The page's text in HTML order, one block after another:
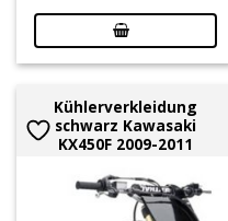
Kühlerverkleidung
schwarz Kawasaki
KX450F 2009-2011